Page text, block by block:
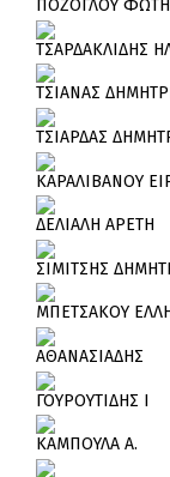
ΠΟΖΟΓΛΟΥ
ΤΣΑΡΔΑΚΛΙΔΗΣ
ΤΣΙΑΝΑΣ
ΤΣΙΑΡΔΑΣ
ΚΑΡΑΛΙΒΑΝΟΥ
ΔΕΛΙΑΛΗ ΑΡΕΤΗ
ΣΙΜΙΤΣΗΣ
ΜΠΕΤΣΑΚΟΥ
ΑΘΑΝΑΣΙΑΔΗΣ
ΓΟΥΡΟΥΤΙΔΗΣ Ι
ΚΑΜΠΟΥΛΑ Α.